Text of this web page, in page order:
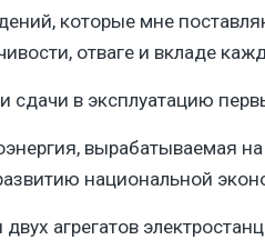
которые мне
отваге и вкладе
в эксплуатацию
вырабатываемая
национальной
агрегатов